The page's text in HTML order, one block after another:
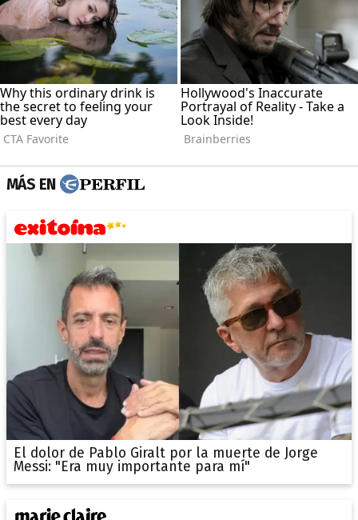
MÁS EN
El dolor de Pablo Giralt por la muerte de Jorge
Messi: "Era muy importante para mí"